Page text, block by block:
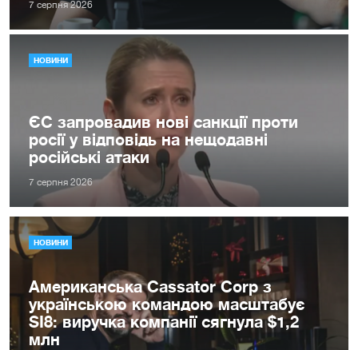
7 серпня 2026
НОВИНИ
ЄС запровадив нові санкції проти
росії у відповідь на нещодавні
російські атаки
7 серпня 2026
НОВИНИ
Американська Cassator Corp з
українською командою масштабує
SI8: виручка компанії сягнула $1,2
млн